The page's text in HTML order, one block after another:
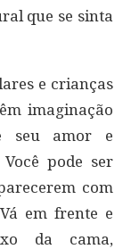
que se sinta
e crianças
imaginação
seu amor e
pode ser
com
em frente e
da cama,